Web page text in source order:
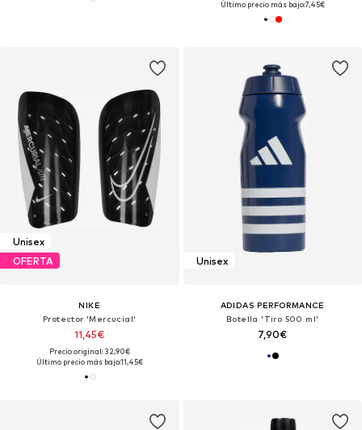
Último precio más bajo:7,45€
Unisex
OFERTA
NIKE
Protector 'Mercucial'
11,45€
Precio original: 32,90€
Último precio más bajo:11,45€
Unisex
ADIDAS PERFORMANCE
Botella 'Tiro 500 ml'
7,90€